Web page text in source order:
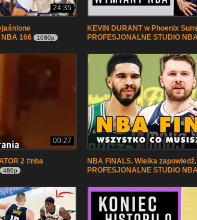
24:35
NBA 166
1080p
KEVIN DURANT w Phoenix
PROFESJONALNE STUDIO
00:27
2 #nba
480p
NBA FINALS. Wielka
PROFESJONALNE STUDIO